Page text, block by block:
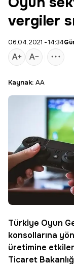
vergiler
06.04.2021 - 14:34
Kaynak: AA
Türkiye Oyun
konsollarına
üretimine
Ticaret